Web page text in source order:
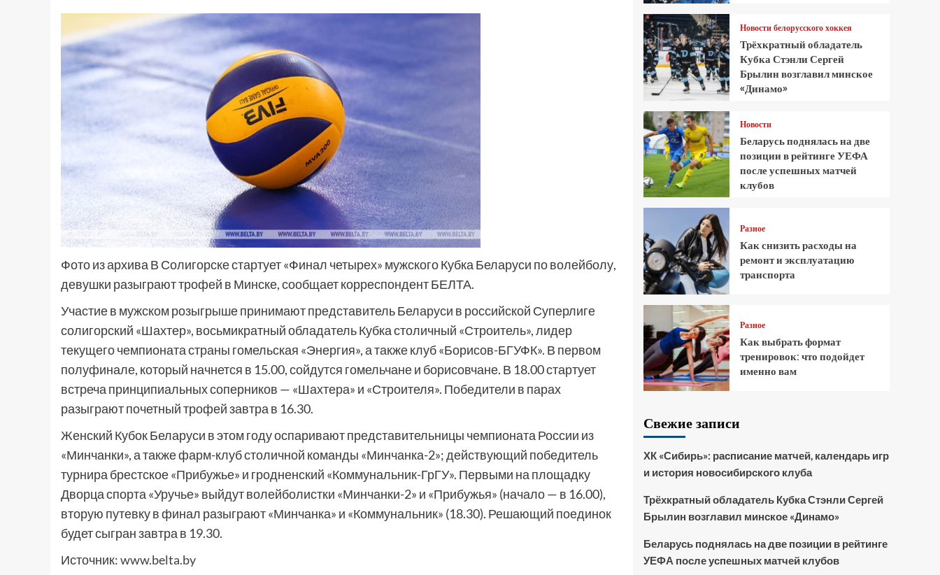
Фото из архива В Солигорске стартует «Финал четырех» мужского Кубка Беларуси по волейболу,
девушки разыграют трофей в Минске, сообщает корреспондент БЕЛТА.
Участие в мужском розыгрыше принимают представитель Беларуси в российской Суперлиге
солигорский «Шахтер», восьмикратный обладатель Кубка столичный «Строитель», лидер
текущего чемпионата страны гомельская «Энергия», а также клуб «Борисов-БГУФК». В первом
полуфинале, который начнется в 15.00, сойдутся гомельчане и борисовчане. В 18.00 стартует
встреча принципиальных соперников — «Шахтера» и «Строителя». Победители в парах
разыграют почетный трофей завтра в 16.30.
Женский Кубок Беларуси в этом году оспаривают представительницы чемпионата России из
«Минчанки», а также фарм-клуб столичной команды «Минчанка-2»; действующий победитель
турнира брестское «Прибужье» и гродненский «Коммунальник-ГрГУ». Первыми на площадку
Дворца спорта «Уручье» выйдут волейболистки «Минчанки-2» и «Прибужья» (начало — в 16.00),
вторую путевку в финал разыграют «Минчанка» и «Коммунальник» (18.30). Решающий поединок
будет сыгран завтра в 19.30.
Источник:www.belta.by
Новости белорусского хоккея
Трёхкратный обладатель
Кубка Стэнли Сергей
Брылин возглавил минское
«Динамо»
Новости
Беларусь поднялась на две
позиции в рейтинге УЕФА
после успешных матчей
клубов
Разное
Как снизить расходы на
ремонт и эксплуатацию
транспорта
Разное
Как выбрать формат
тренировок: что подойдет
именно вам
Свежие записи
ХК «Сибирь»: расписание матчей, календарь игр
и история новосибирского клуба
Трёхкратный обладатель Кубка Стэнли Сергей
Брылин возглавил минское «Динамо»
Беларусь поднялась на две позиции в рейтинге
УЕФА после успешных матчей клубов